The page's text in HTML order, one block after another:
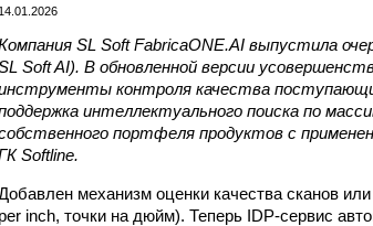
14.01.2026
SL Soft FabricaONE.AI выпустила
Soft AI). В обновленной версии
контроля качества
интеллектуального поиска по
портфеля продуктов с
Softline.
механизм оценки качества сканов
per inch, точки на дюйм). Теперь IDP-сервис